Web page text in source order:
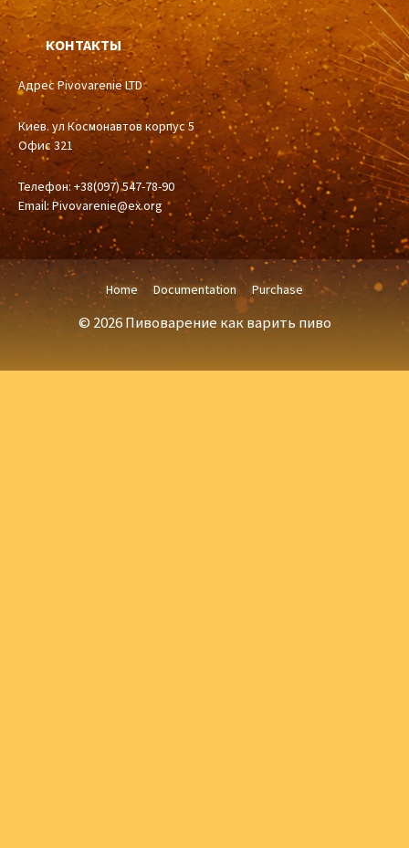
КОНТАКТЫ
Адрес Pivovarenie LTD
Киев. ул Космонавтов корпус 5
Офис 321
Телефон: +38(097) 547-78-90
Email: Pivovarenie@ex.org
Home Documentation Purchase
© 2026 Пивоварение как варить пиво